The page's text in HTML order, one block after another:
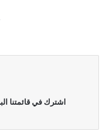
اشترك في قائمتنا